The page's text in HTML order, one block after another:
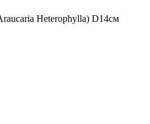
Heterophylla) D14см